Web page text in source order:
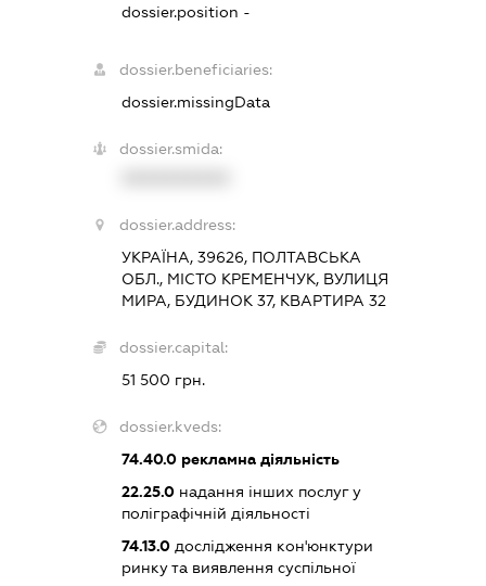
dossier.position -
dossier.beneficiaries:
dossier.missingData
dossier.smida:
dossier.address:
УКРАЇНА, 39626, ПОЛТАВСЬКА
ОБЛ., МІСТО КРЕМЕНЧУК, ВУЛИЦЯ
МИРА, БУДИНОК 37, КВАРТИРА 32
dossier.capital:
51 500 грн.
dossier.kveds:
74.40.0рекламна діяльність
22.25.0надання інших послуг у
поліграфічній діяльності
74.13.0дослідження кон'юнктури
ринку та виявлення суспільної